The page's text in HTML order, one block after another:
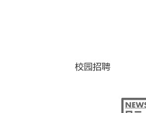
校园招聘